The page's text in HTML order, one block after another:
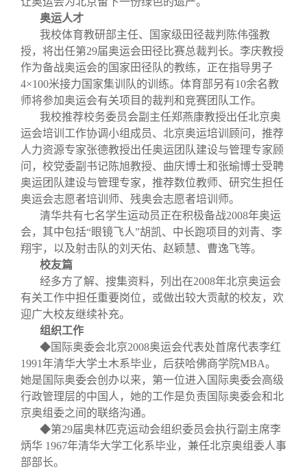
奥运人才
我校体育教研部主任、国家级田径裁判陈伟强教
授，将出任第29届奥运会田径比赛总裁判长。李庆教授
作为备战奥运会的国家田径队的教练，正在指导男子
4×100米接力国家集训队的训练。体育部另有10余名教
师将参加奥运会有关项目的裁判和竞赛团队工作。
我校推荐校务委员会副主任郑燕康教授出任北京奥
运会培训工作协调小组成员、北京奥运培训顾问，推荐
人力资源专家张德教授出任奥运团队建设与管理专家顾
问，校党委副书记陈旭教授、曲庆博士和张瑜博士受聘
奥运团队建设与管理专家，推荐数位教师、研究生担任
奥运会志愿者培训师、残奥会志愿者培训师。
清华共有七名学生运动员正在积极备战2008年奥运
会，其中包括“眼镜飞人”胡凯、中长跑项目的刘青、李
翔宇，以及射击队的刘天佑、赵颖慧、曹逸飞等。
校友篇
经多方了解、搜集资料，列出在2008年北京奥运会
有关工作中担任重要岗位，或做出较大贡献的校友，欢
迎广大校友继续补充。
组织工作
◆国际奥委会北京2008奥运会代表处首席代表李红
1991年清华大学土木系毕业，后获哈佛商学院MBA。
她是国际奥委会创办以来，第一位进入国际奥委会高级
行政管理层的中国人，她的工作是负责国际奥委会和北
京奥组委之间的联络沟通。
◆第29届奥林匹克运动会组织委员会执行副主席李
炳华 1967年清华大学工化系毕业，兼任北京奥组委人事
部部长。